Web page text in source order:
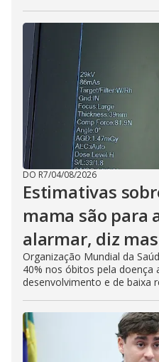
DO R7/04/08/2026
Estimativas
mama são para
alarmar, diz
Organização Mundial da
40% nos óbitos pela doença
desenvolvimento e de baixa